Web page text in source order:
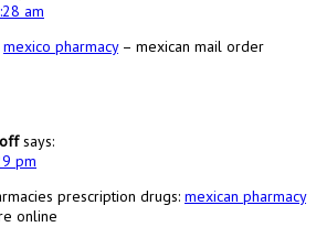
am
mexico pharmacy– mexican mail order
says:
pm
prescription drugs: mexican pharmacy
online